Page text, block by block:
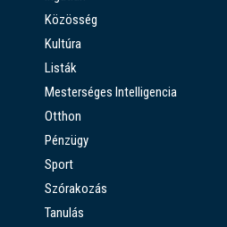
Közösség
Kultúra
Listák
Mesterséges Intelligencia
Otthon
Pénzügy
Sport
Szórakozás
Tanulás